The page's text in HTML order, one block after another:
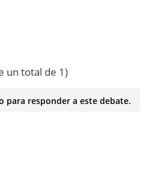
un total de 1)
para responder a este debate.